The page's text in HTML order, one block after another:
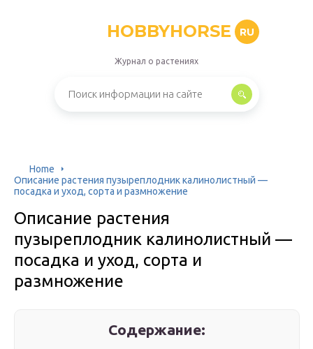
HOBBYHORSE RU
Журнал о растениях
Home
Описание растения пузыреплодник калинолистный —
посадка и уход, сорта и размножение
Описание растения
пузыреплодник калинолистный —
посадка и уход, сорта и
размножение
Содержание: